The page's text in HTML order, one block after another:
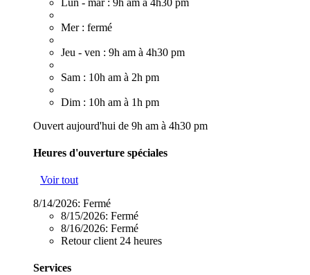
Mer : fermé
Jeu - ven : 9h am à 4h30 pm
Sam : 10h am à 2h pm
Dim : 10h am à 1h pm
Ouvert aujourd'hui de 9h am à 4h30 pm
Heures d'ouverture spéciales
Voir tout
8/14/2026: Fermé
8/15/2026: Fermé
8/16/2026: Fermé
Retour client 24 heures
Services